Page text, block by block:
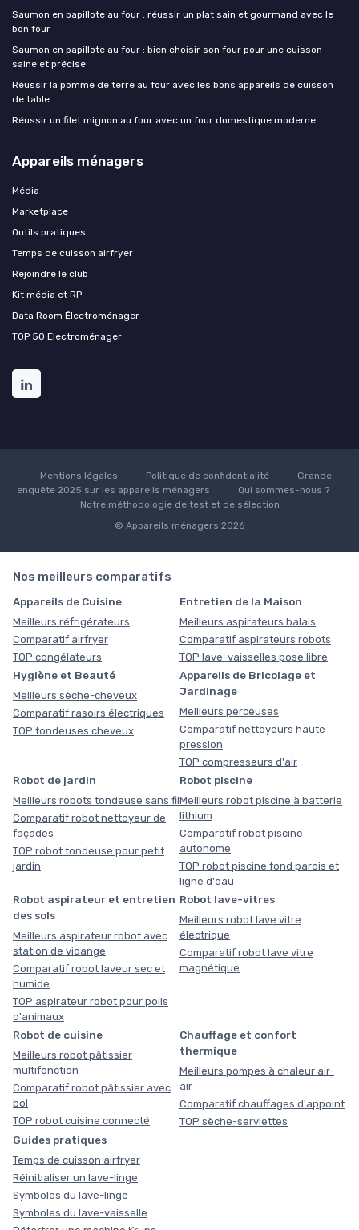
Saumon en papillote au four : réussir un plat sain et gourmand avec le
bon four
Saumon en papillote au four : bien choisir son four pour une cuisson
saine et précise
Réussir la pomme de terre au four avec les bons appareils de cuisson
de table
Réussir un filet mignon au four avec un four domestique moderne
Appareils ménagers
Média
Marketplace
Outils pratiques
Temps de cuisson airfryer
Rejoindre le club
Kit média et RP
Data Room Électroménager
TOP 50 Électroménager
Mentions légales Politique de confidentialité
Grande
enquête 2025 sur les appareils ménagers
Qui sommes-nous ?
Notre méthodologie de test et de sélection
© Appareils ménagers 2026
Nos meilleurs comparatifs
Appareils de Cuisine
Meilleurs réfrigérateurs
Comparatif airfryer
TOP congélateurs
Entretien de la Maison
Meilleurs aspirateurs balais
Comparatif aspirateurs robots
TOP lave-vaisselles pose libre
Hygiène et Beauté
Meilleurs sèche-cheveux
Comparatif rasoirs électriques
TOP tondeuses cheveux
Appareils de Bricolage et
Jardinage
Meilleurs perceuses
Comparatif nettoyeurs haute
pression
TOP compresseurs d'air
Robot de jardin
Meilleurs robots tondeuse sans fil
Comparatif robot nettoyeur de
façades
TOP robot tondeuse pour petit
jardin
Robot piscine
Meilleurs robot piscine à batterie
lithium
Comparatif robot piscine
autonome
TOP robot piscine fond parois et
ligne d'eau
Robot aspirateur et entretien
des sols
Meilleurs aspirateur robot avec
station de vidange
Comparatif robot laveur sec et
humide
TOP aspirateur robot pour poils
d'animaux
Robot lave-vitres
Meilleurs robot lave vitre
électrique
Comparatif robot lave vitre
magnétique
Robot de cuisine
Meilleurs robot pâtissier
multifonction
Comparatif robot pâtissier avec
bol
TOP robot cuisine connecté
Chauffage et confort
thermique
Meilleurs pompes à chaleur air-
air
Comparatif chauffages d'appoint
TOP sèche-serviettes
Guides pratiques
Temps de cuisson airfryer
Réinitialiser un lave-linge
Symboles du lave-linge
Symboles du lave-vaisselle